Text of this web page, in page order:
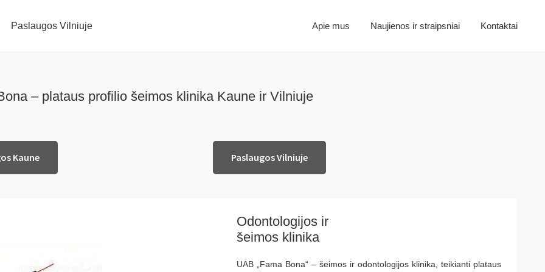
Apie mus Naujienos ir straipsniai Kontaktai
Paslaugos Vilniuje
– plataus profilio šeimos klinika Kaune ir Vilniuje
Kaune Paslaugos Vilniuje
Odontologijos ir
šeimos klinika
UAB „Fama Bona“ – šeimos ir odontologijos klinika, teikianti plataus